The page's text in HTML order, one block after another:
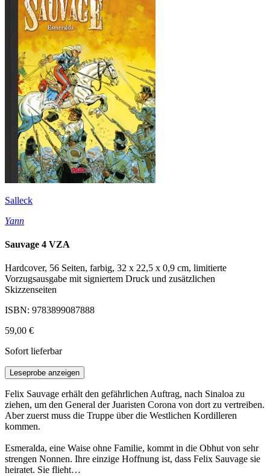
Salleck
Yann
Sauvage 4 VZA
Hardcover, 56 Seiten, farbig, 32 x 22,5 x 0,9 cm, limitierte
Vorzugsausgabe mit signiertem Druck und zusätzlichen
Skizzenseiten
ISBN: 9783899087888
59,00 €
Sofort lieferbar
Leseprobe anzeigen
Felix Sauvage erhält den gefährlichen Auftrag, nach Sinaloa zu
ziehen, um den General der Juaristen Corona von dort zu vertreiben.
Aber zuerst muss die Truppe über die Westlichen Kordilleren
kommen.
Esmeralda, eine Waise ohne Familie, kommt in die Obhut von sehr
strengen Nonnen. Ihre einzige Hoffnung ist, dass Felix Sauvage sie
heiratet. Sie flieht…